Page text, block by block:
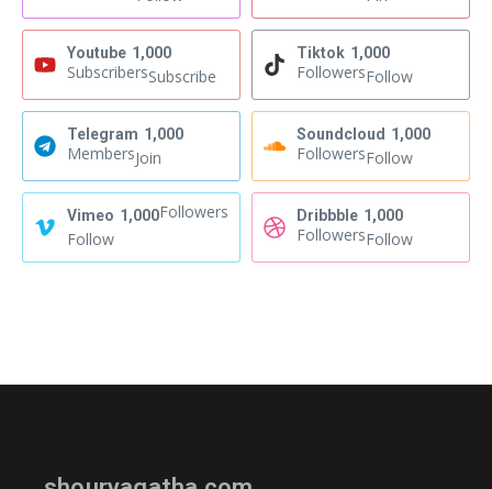
Youtube 1,000
SubscribersSubscribe
Tiktok 1,000
FollowersFollow
Telegram 1,000
MembersJoin
Soundcloud 1,000
FollowersFollow
Vimeo 1,000Followers
Follow
Dribbble 1,000
FollowersFollow